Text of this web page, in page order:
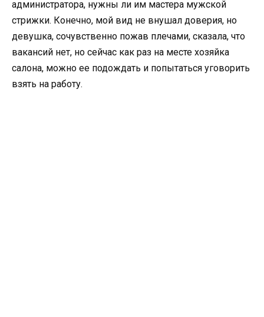
администратора, нужны ли им мастера мужской
стрижки. Конечно, мой вид не внушал доверия, но
девушка, сочувственно пожав плечами, сказала, что
вакансий нет, но сейчас как раз на месте хозяйка
салона, можно ее подождать и попытаться уговорить
взять на работу.